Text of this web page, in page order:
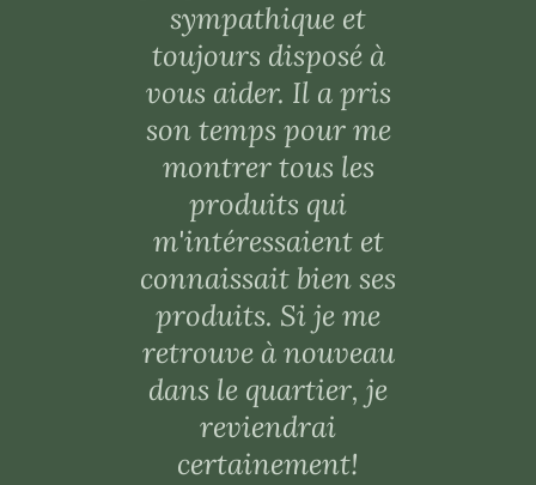
sympathique et
toujours disposé à
vous aider. Il a pris
son temps pour me
montrer tous les
produits qui
m'intéressaient et
connaissait bien ses
produits. Si je me
retrouve à nouveau
dans le quartier, je
reviendrai
certainement!